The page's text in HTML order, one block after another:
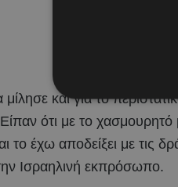
μίλησε και για το
ότι με το
το έχω αποδείξει με τις
Ισραηλινή εκπρόσωπο.